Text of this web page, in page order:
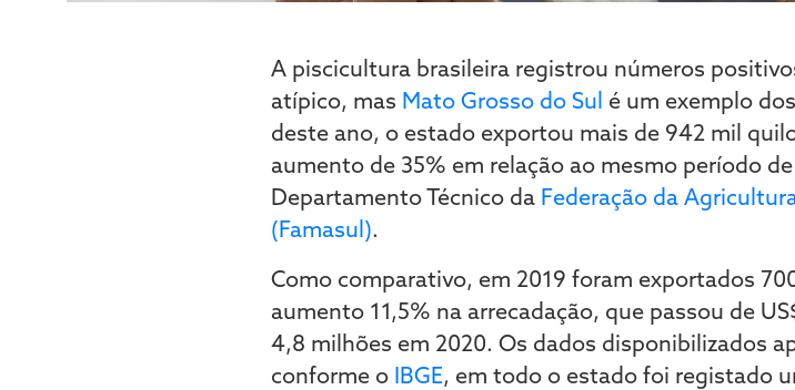
A piscicultura brasileira registrou números
atípico, mas Mato Grosso do Sul é um exemplo
deste ano, o estado exportou mais de 942 mil
aumento de 35% em relação ao mesmo período
Departamento Técnico da Federação da
(Famasul).
Como comparativo, em 2019 foram exportados
aumento 11,5% na arrecadação, que passou de
4,8 milhões em 2020. Os dados disponibilizados
conforme o IBGE, em todo o estado foi registado